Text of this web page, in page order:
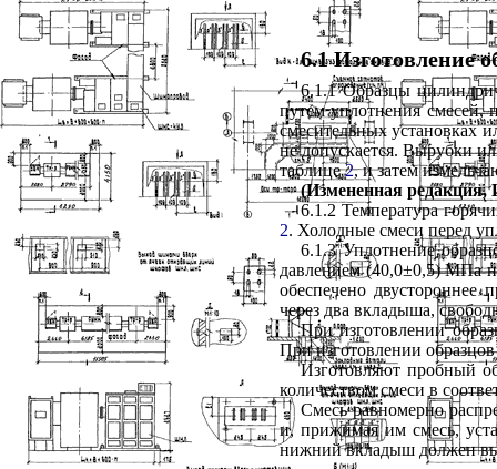
6.1 Изготовление
6.1.1 Образцы
путем уплотнения смесей,
смесительных установках
не допускается. Вырубки
таблице2, и затем
(Измененная
6.1.2 Температура
2. Холодные смеси перед
6.1.3 Уплотнение
давлением (40,0±0,5) МПа
обеспечено двустороннее
через два вкладыша,
При изготовлении
При изготовлении
Изготовляют пробный
количеством смеси в
Смесь равномерно
и, прижимая им смесь,
нижний вкладыш должен